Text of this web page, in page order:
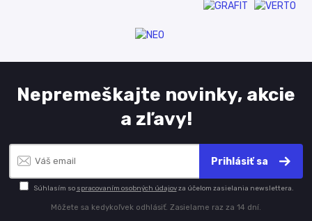
Nepremeškajte novinky, akcie
a zľavy!
Prihlásiť sa
Súhlasím so spracovaním osobných údajovza účelom zasielania newslettera.
Môžete sa kedykoľvek odhlásiť. Zasielame raz za 14 dní.